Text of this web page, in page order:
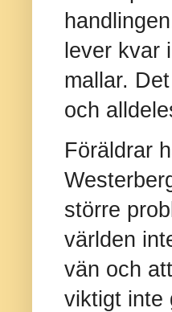
lever kvar
mallar.
och
Föräldrar
större
världen
vän och
viktigt inte